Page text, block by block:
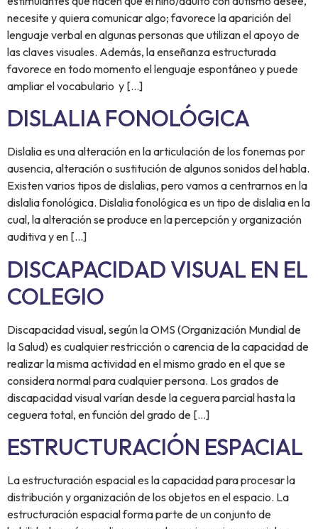
necesite y quiera comunicar algo; favorece la aparición del
lenguaje verbal en algunas personas que utilizan el apoyo de
las claves visuales. Además, la enseñanza estructurada
favorece en todo momento el lenguaje espontáneo y puede
ampliar el vocabulario y […]
DISLALIA FONOLÓGICA
Dislalia es una alteración en la articulación de los fonemas por
ausencia, alteración o sustitución de algunos sonidos del habla.
Existen varios tipos de dislalias, pero vamos a centrarnos en la
dislalia fonológica. Dislalia fonológica es un tipo de dislalia en la
cual, la alteración se produce en la percepción y organización
auditiva y en […]
DISCAPACIDAD VISUAL EN EL
COLEGIO
Discapacidad visual, según la OMS (Organización Mundial de
la Salud) es cualquier restricción o carencia de la capacidad de
realizar la misma actividad en el mismo grado en el que se
considera normal para cualquier persona. Los grados de
discapacidad visual varían desde la ceguera parcial hasta la
ceguera total, en función del grado de […]
ESTRUCTURACIÓN ESPACIAL
La estructuración espacial es la capacidad para procesar la
distribución y organización de los objetos en el espacio. La
estructuración espacial forma parte de un conjunto de